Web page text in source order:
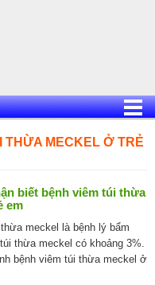
THỪA MECKEL Ở TRẺ
biết bệnh viêm túi thừa
em
meckel là bệnh lý bẩm
thừa meckel có khoảng 3%.
bệnh viêm túi thừa meckel ở